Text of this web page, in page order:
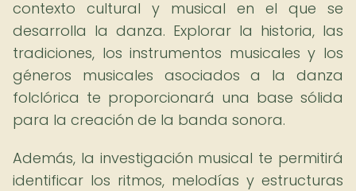
contexto cultural y musical en el que se
desarrolla la danza. Explorar la historia, las
tradiciones, los instrumentos musicales y los
géneros musicales asociados a la danza
folclórica te proporcionará una base sólida
para la creación de la banda sonora.
Además, la investigación musical te permitirá
identificar los ritmos, melodías y estructuras